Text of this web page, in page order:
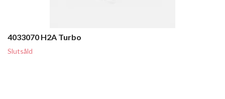
4033070 H2A Turbo
Slutsåld